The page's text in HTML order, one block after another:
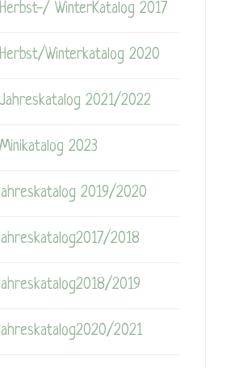
WinterKatalog 2017
Winterkatalog 2020
2021/2022
2023
2019/2020
2018
2019
2021